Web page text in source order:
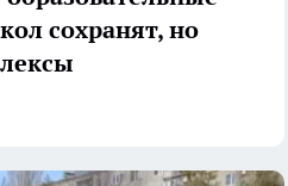
сохранят, но